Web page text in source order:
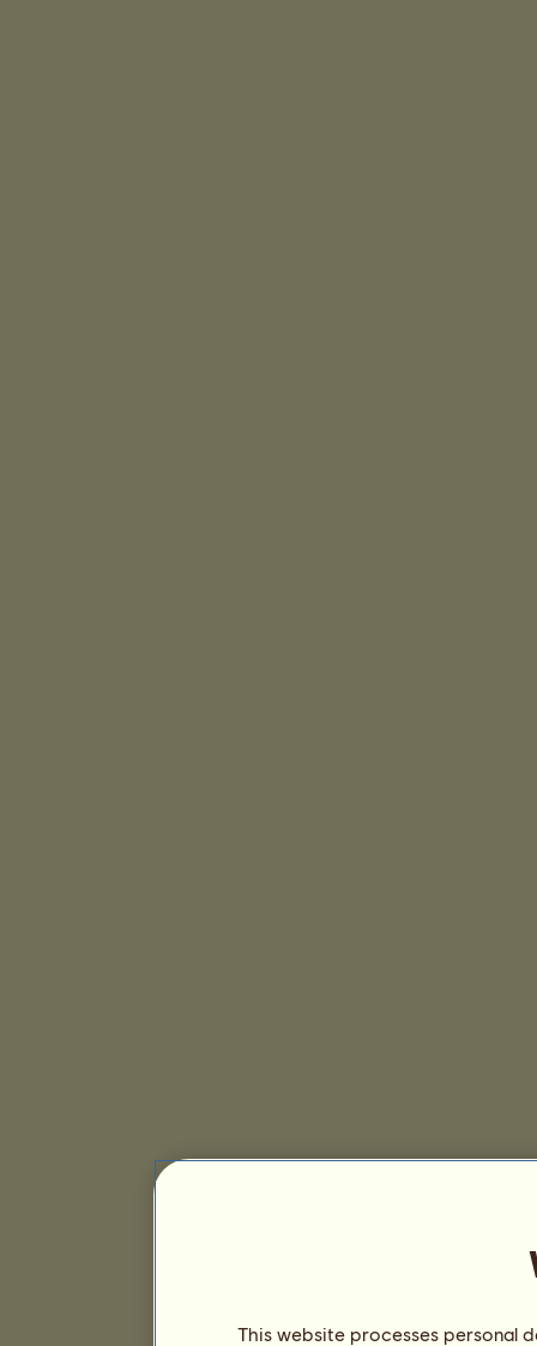
This website processes personal